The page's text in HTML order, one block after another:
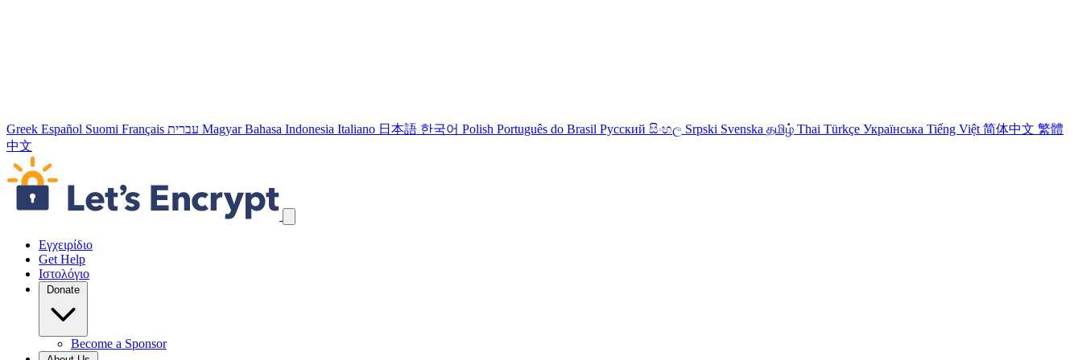
Greek Español Suomi Français עברית Magyar Bahasa Indonesia Italiano 日本語 한국어 Polish Português do Brasil Русский සිංහල Srpski Svenska தமிழ் Thai Türkçe Українська Tiếng Việt 简体中文 繁體
中文
Παράλειψη συνδέσμων πλοήγησης
Εγχειρίδιο
Get Help
Ιστολόγιο
Donate
Become a Sponsor